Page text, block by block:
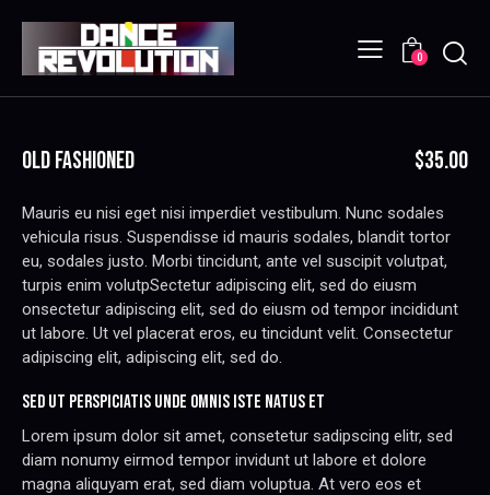
0
OLD FASHIONED $35.00
Mauris eu nisi eget nisi imperdiet vestibulum. Nunc sodales
vehicula risus. Suspendisse id mauris sodales, blandit tortor
eu, sodales justo. Morbi tincidunt, ante vel suscipit volutpat,
turpis enim volutpSectetur adipiscing elit, sed do eiusm
onsectetur adipiscing elit, sed do eiusm od tempor incididunt
ut labore. Ut vel placerat eros, eu tincidunt velit. Consectetur
adipiscing elit, adipiscing elit, sed do.
SED UT PERSPICIATIS UNDE OMNIS ISTE NATUS ET
Lorem ipsum dolor sit amet, consetetur sadipscing elitr, sed
diam nonumy eirmod tempor invidunt ut labore et dolore
magna aliquyam erat, sed diam voluptua. At vero eos et